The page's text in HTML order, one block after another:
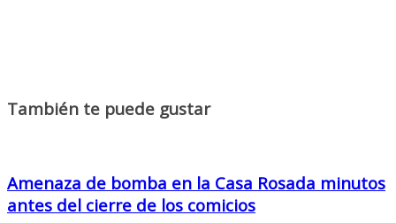
También te puede gustar
Amenaza de bomba en la Casa Rosada minutos
antes del cierre de los comicios